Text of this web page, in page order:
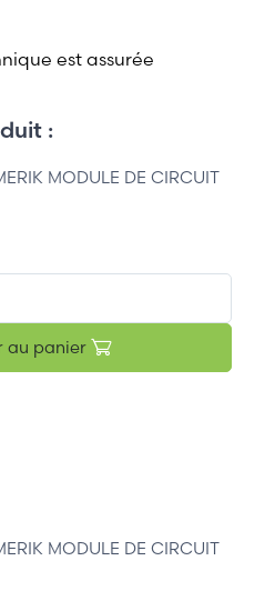
est assurée
:
MODULE DE CIRCUIT
au panier
MODULE DE CIRCUIT